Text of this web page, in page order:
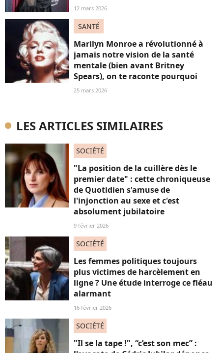
12 mars 2026
SANTÉ
Marilyn Monroe a révolutionné à
jamais notre vision de la santé
mentale (bien avant Britney
Spears), on te raconte pourquoi
25 mars 2026
LES ARTICLES SIMILAIRES
SOCIÉTÉ
"La position de la cuillère dès le
premier date" : cette chroniqueuse
de Quotidien s'amuse de
l'injonction au sexe et c'est
absolument jubilatoire
9 février 2026
SOCIÉTÉ
Les femmes politiques toujours
plus victimes de harcèlement en
ligne ? Une étude interroge ce fléau
alarmant
16 février 2026
SOCIÉTÉ
"Il se la tape !", “c’est son mec” :